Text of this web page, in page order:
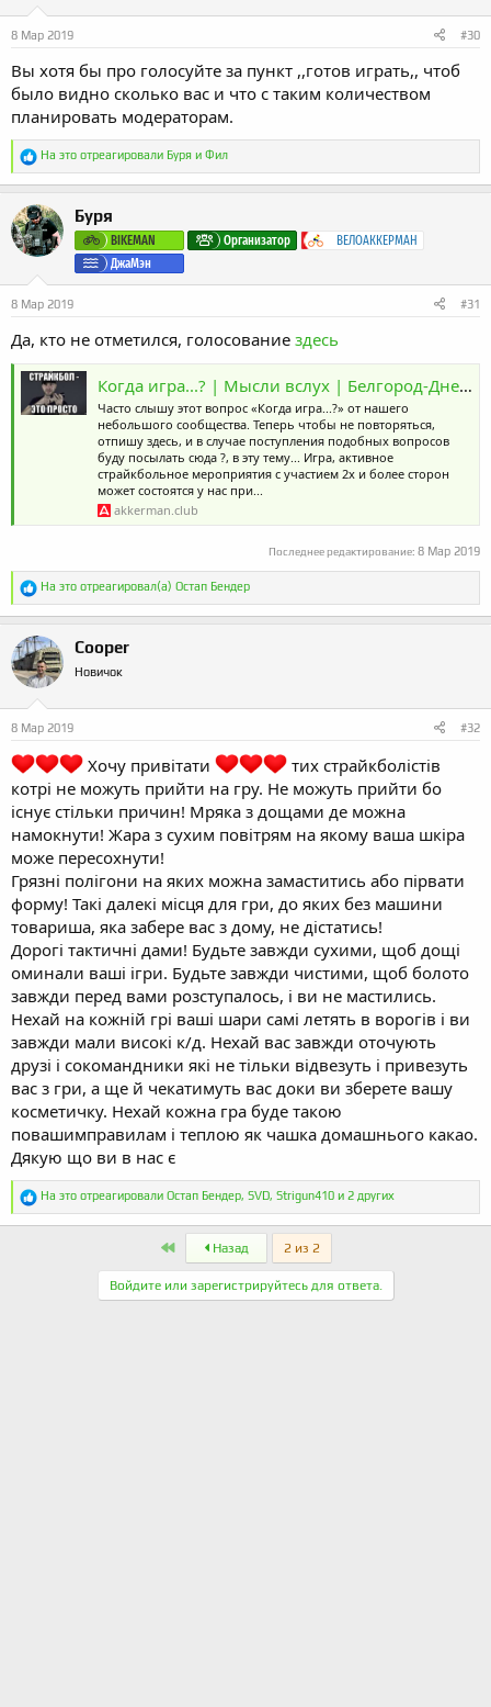
8 Мар 2019 #30
Вы хотя бы про голосуйте за пункт ,,готов играть,, чтоб
было видно сколько вас и что с таким количеством
планировать модераторам.
Р
а
к
ц
и
и
На это отреагировали Буря и Фил
Буря
BIKEMAN Организатор
ВЕЛОАККЕРМАН
ДжаМэн
8 Мар 2019 #31
Да, кто не отметился, голосование здесь
Когда игра...? | Мысли вслух | Белгород-Днестровский
Часто слышу этот вопрос «Когда игра...?» от нашего
небольшого сообщества. Теперь чтобы не повторяться,
отпишу здесь, и в случае поступления подобных вопросов
буду посылать сюда ?, в эту тему... Игра, активное
страйкбольное мероприятия с участием 2х и более сторон
может состоятся у нас при...
akkerman.club
Последнее редактирование: 8 Мар 2019
Р
а
к
ц
и
и
:
На это отреагировал(а) Остап Бендер
Cooper
Новичок
8 Мар 2019 #32
Хочу привітати
тих страйкболістів
котрі не можуть прийти на гру. Не можуть прийти бо
існує стільки причин! Мряка з дощами де можна
намокнути! Жара з сухим повітрям на якому ваша шкіра
може пересохнути!
Грязні полігони на яких можна замаститись або пірвати
форму! Такі далекі місця для гри, до яких без машини
товариша, яка забере вас з дому, не дістатись!
Дорогі тактичні дами! Будьте завжди сухими, щоб дощі
оминали ваші ігри. Будьте завжди чистими, щоб болото
завжди перед вами розступалось, і ви не мастились.
Нехай на кожній грі ваші шари самі летять в ворогів і ви
завжди мали високі к/д. Нехай вас завжди оточують
друзі і сокомандники які не тільки відвезуть і привезуть
вас з гри, а ще й чекатимуть вас доки ви зберете вашу
косметичку. Нехай кожна гра буде такою
повашимправилам і теплою як чашка домашнього какао.
Дякую що ви в нас є
Р
а
На это отреагировали Остап Бендер, SVD, Strigun410 и 2 других
First Назад 2 из 2
Войдите или зарегистрируйтесь для ответа.